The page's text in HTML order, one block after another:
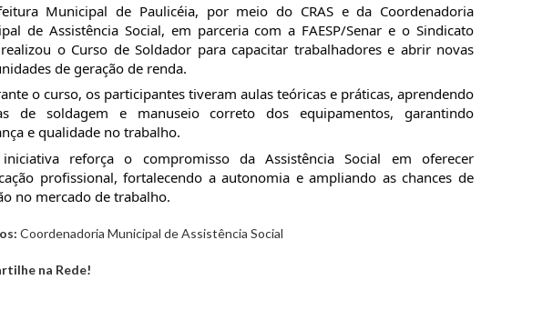
Municipal de Paulicéia, por meio do CRAS e da Coordenadoria
de Assistência Social, em parceria com a FAESP/Senar e o Sindicato
o Curso de Soldador para capacitar trabalhadores e abrir novas
de geração de renda.
o curso, os participantes tiveram aulas teóricas e práticas, aprendendo
de soldagem e manuseio correto dos equipamentos, garantindo
e qualidade no trabalho.
reforça o compromisso da Assistência Social em oferecer
profissional, fortalecendo a autonomia e ampliando as chances de
no mercado de trabalho.
Coordenadoria Municipal de Assistência Social
na Rede!